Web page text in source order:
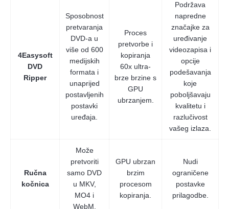
4Easysoft
DVD
Ripper
Sposobnost
pretvaranja
DVD-a u
više od 600
medijskih
formata i
unaprijed
postavljenih
postavki
uređaja.
Proces
pretvorbe i
kopiranja
60x ultra-
brze brzine s
GPU
ubrzanjem.
Podržava
napredne
značajke za
uređivanje
videozapisa i
opcije
podešavanja
koje
poboljšavaju
kvalitetu i
razlučivost
vašeg izlaza.
Ručna
kočnica
Može
pretvoriti
samo DVD
u MKV,
MO4 i
WebM.
GPU ubrzan
brzim
procesom
kopiranja.
Nudi
ograničene
postavke
prilagodbe.